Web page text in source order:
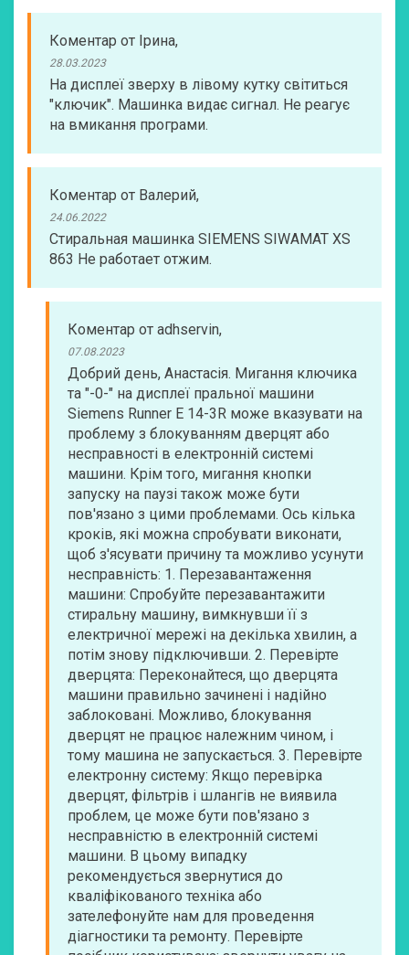
Коментар от Ірина,
28.03.2023
На дисплеї зверху в лівому кутку світиться
"ключик". Машинка видає сигнал. Не реагує
на вмикання програми.
Коментар от Валерий,
24.06.2022
Стиральная машинка SIEMENS SIWAMAT XS
863 Не работает отжим.
Коментар от adhservin,
07.08.2023
Добрий день, Анастасія. Мигання ключика
та "-0-" на дисплеї пральної машини
Siemens Runner E 14-3R може вказувати на
проблему з блокуванням дверцят або
несправності в електронній системі
машини. Крім того, мигання кнопки
запуску на паузі також може бути
пов'язано з цими проблемами. Ось кілька
кроків, які можна спробувати виконати,
щоб з'ясувати причину та можливо усунути
несправність: 1. Перезавантаження
машини: Спробуйте перезавантажити
стиральну машину, вимкнувши її з
електричної мережі на декілька хвилин, а
потім знову підключивши. 2. Перевірте
дверцята: Переконайтеся, що дверцята
машини правильно зачинені і надійно
заблоковані. Можливо, блокування
дверцят не працює належним чином, і
тому машина не запускається. 3. Перевірте
електронну систему: Якщо перевірка
дверцят, фільтрів і шлангів не виявила
проблем, це може бути пов'язано з
несправністю в електронній системі
машини. В цьому випадку
рекомендується звернутися до
кваліфікованого техніка або
зателефонуйте нам для проведення
діагностики та ремонту. Перевірте